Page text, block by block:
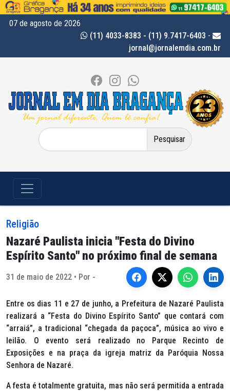
07 de agosto de 2026
(11) 4033-8383 - (11) 9.7417-6403 -
jornal@jornalemdia.com.br
Pesquisar
por:
Religião
Nazaré Paulista inicia "Festa do Divino
Espírito Santo" no próximo final de semana
31 de maio de 2022 • Por -
Entre os dias 11 e 27 de junho, a Prefeitura de Nazaré Paulista
realizará a “Festa do Divino Espírito Santo” que contará com
“arraiá”, a tradicional “chegada da paçoca”, música ao vivo e
leilão. O evento será realizado no Parque Recinto de
Exposições e na praça da igreja matriz da Paróquia Nossa
Senhora de Nazaré.
A festa é totalmente gratuita, mas não será permitida a entrada